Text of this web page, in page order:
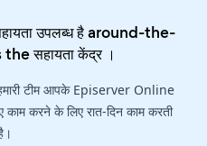
उपलब्ध है around-the-
theसहायता केंद्र।
हमारी टीम आपके Episerver Online
करने के लिए रात-दिन काम करती